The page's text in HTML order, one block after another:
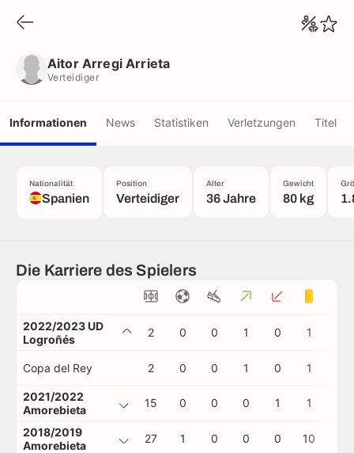
Aitor Arregi Arrieta
Verteidiger
Informationen News Statistiken Verletzungen Titel
Nationalität
Spanien
Position
Verteidiger
Alter
36 Jahre
Gewicht
80 kg
Die Karriere des Spielers
2022/2023 UD
Logroñés
2 0 0 1 0 1
Copa del Rey 2 0 0 1 0 1
2021/2022
Amorebieta
15 0 0 0 1 1
2018/2019
Amorebieta
27 1 0 0 0 10